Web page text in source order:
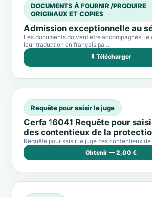
DOCUMENTS À FOURNIR /PRODUIRE
ORIGINAUX ET COPIES
Admission exceptionnelle au
Les documents doivent être accompagnés, le
leur traduction en français pa…
⬇️ Télécharger
Requête pour saisir le juge
Cerfa 16041 Requête pour
des contentieux de la
Requête pour saisir le juge des contentieux
Obtenir — 2,00 €